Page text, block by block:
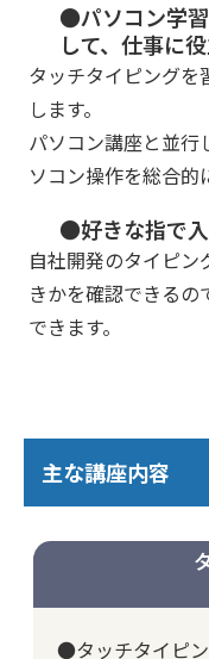
●パソコン学
して、仕事に
タッチタイピング
します。
パソコン講座と並行
ソコン操作を総合的
●好きな指で
自社開発のタイピン
きかを確認できる
できます。
主な講座内容
●タッチタイピ